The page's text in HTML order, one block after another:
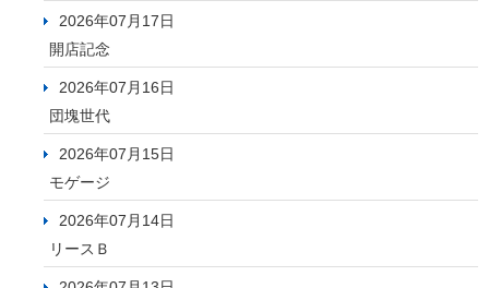
2026年07月17日
開店記念
2026年07月16日
団塊世代
2026年07月15日
モゲージ
2026年07月14日
リースＢ